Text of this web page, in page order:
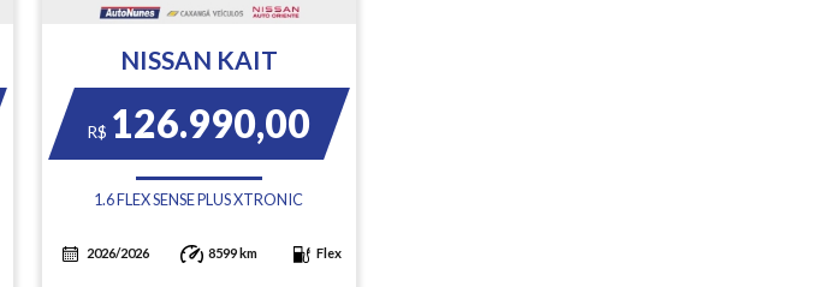
NISSAN KAIT
R$ 126.990,00
1.6 FLEX SENSE PLUS XTRONIC
2026/2026 8599 km Flex